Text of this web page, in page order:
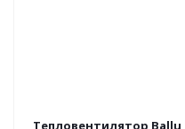
Тепловентилятор Ballu